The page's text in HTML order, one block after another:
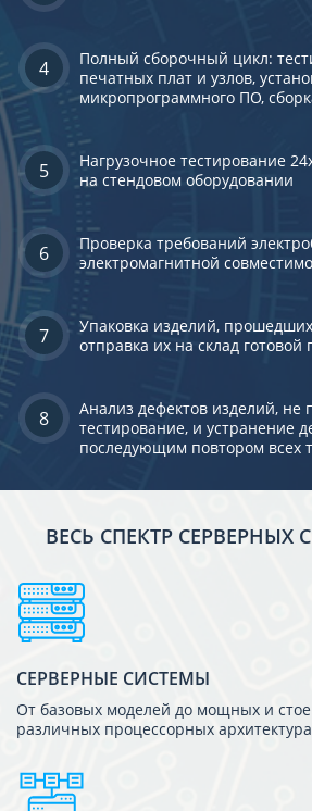
4
Полный сборочный цикл:
печатных плат и узлов,
микропрограммного ПО,
5
Нагрузочное тестирование
на стендовом оборудовании
6
Проверка требований
электромагнитной
7
Упаковка изделий,
отправка их на склад готовой
8
Анализ дефектов изделий,
тестирование, и устранение
последующим повтором всех
ВЕСЬ СПЕКТР СЕРВЕРНЫХ
СЕРВЕРНЫЕ СИСТЕМЫ
От базовых моделей до мощных и
различных процессорных